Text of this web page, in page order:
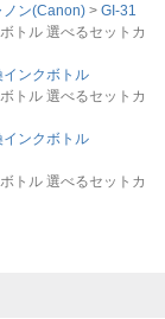
ノン(Canon)
GI-31
トル 選べるセットカ
インクボトル
トル 選べるセットカ
インクボトル
トル 選べるセットカ